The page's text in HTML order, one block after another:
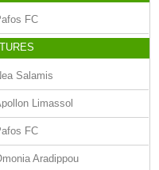
FC
Salamis
Limassol
FC
Aradippou